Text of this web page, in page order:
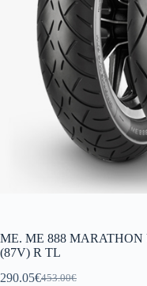
ME. ME 888 MARATHON
(87V) R TL
453.00€
290.05€